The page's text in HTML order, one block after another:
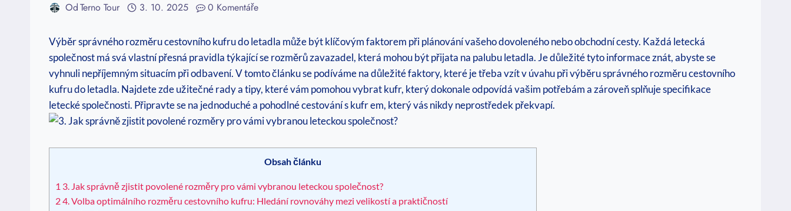
OdTerno Tour 3. 10. 2025 0 Komentáře
Výběr správného rozměru cestovního kufru do letadla může být klíčovým faktorem při plánování vašeho dovoleného nebo obchodní cesty. Každá letecká
společnost má svá vlastní přesná pravidla týkající se rozměrů zavazadel, která mohou být přijata na palubu letadla. Je důležité tyto informace znát, abyste se
vyhnuli nepříjemným situacím při odbavení. V tomto článku se podíváme na důležité faktory, které je třeba vzít v úvahu při výběru správného rozměru cestovního
kufru do letadla. Najdete zde užitečné rady a tipy, které vám pomohou vybrat kufr, který dokonale odpovídá vašim potřebám a zároveň splňuje specifikace
letecké společnosti. Připravte se na jednoduché a pohodlné cestování s kufr em, který vás nikdy neprostředek překvapí.
Obsah článku
1 3. Jak správně zjistit povolené rozměry pro vámi vybranou leteckou společnost?
24. Volba optimálního rozměru cestovního kufru: Hledání rovnováhy mezi velikostí a praktičností